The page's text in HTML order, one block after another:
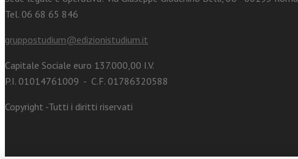
Tel. 06 68 65 846
gruppostudium@edizionistudium.it
Capitale Sociale euro 137.000,00 I.V.
P.I. 01014761009 - C.F. 01786320588
Copyright -Tutti i diritti riservati